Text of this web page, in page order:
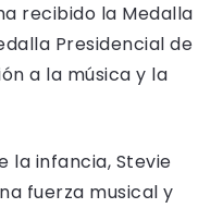
recibido la Medalla
Presidencial de
a la música y la
la infancia, Stevie
fuerza musical y